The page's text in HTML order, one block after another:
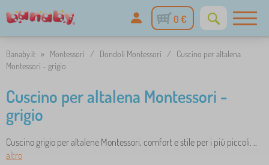
0 €
Banaby.it » Montessori / Dondoli Montessori /
Cuscino per altalena
Montessori - grigio
Cuscino per altalena Montessori -
grigio
Cuscino grigio per altalene Montessori, comfort e stile per i più piccoli. ..
altro